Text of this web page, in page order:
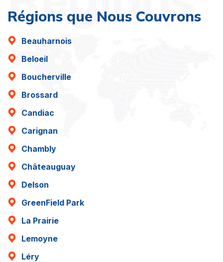
Régions que Nous Couvrons
Beauharnois
Beloeil
Boucherville
Brossard
Candiac
Carignan
Chambly
Châteauguay
Delson
GreenField Park
La Prairie
Lemoyne
Léry